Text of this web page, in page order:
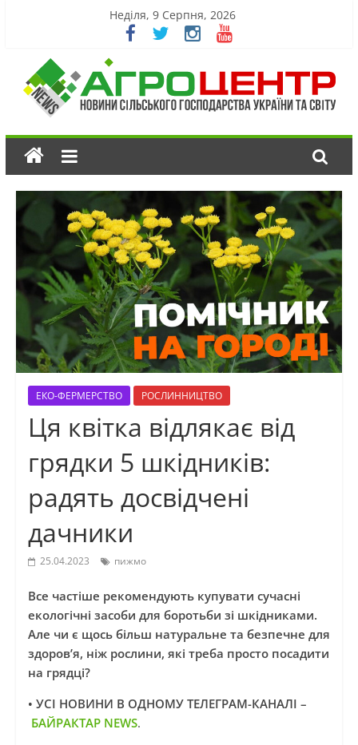
Неділя, 9 Серпня, 2026
ЕКО-ФЕРМЕРСТВО РОСЛИННИЦТВО
Ця квітка відлякає від
грядки 5 шкідників:
радять досвідчені
дачники
25.04.2023 пижмо
Все частіше рекомендують купувати сучасні
екологічні засоби для боротьби зі шкідниками.
Але чи є щось більш натуральне та безпечне для
здоров’я, ніж рослини, які треба просто посадити
на грядці?
• УСІ НОВИНИ В ОДНОМУ ТЕЛЕГРАМ-КАНАЛІ –
БАЙРАКТАР NEWS.